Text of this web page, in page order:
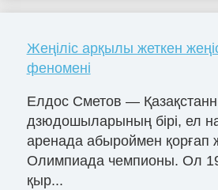
Жеңіліс арқылы жеткен
феномені
Елдос Сметов —
дзюдошыларының бірі, ел
аренада абыроймен қорғап
Олимпиада чемпионы. Ол
қыр...